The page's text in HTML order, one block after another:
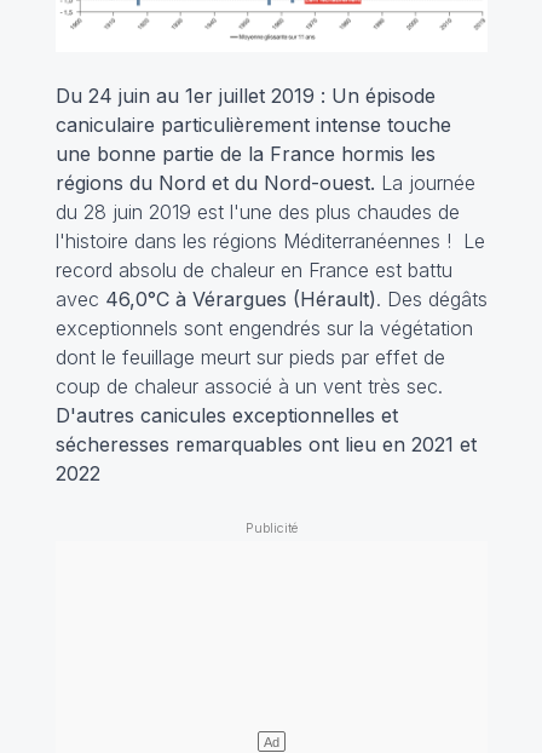
Du 24 juin au 1er juillet 2019 : Un épisode
caniculaire particulièrement intense touche
une bonne partie de la France hormis les
régions du Nord et du Nord-ouest. La journée
du 28 juin 2019 est l'une des plus chaudes de
l'histoire dans les régions Méditerranéennes ! Le
record absolu de chaleur en France est battu
avec 46,0°C à Vérargues (Hérault). Des dégâts
exceptionnels sont engendrés sur la végétation
dont le feuillage meurt sur pieds par effet de
coup de chaleur associé à un vent très sec.
D'autres canicules exceptionnelles et
sécheresses remarquables ont lieu en 2021 et
2022